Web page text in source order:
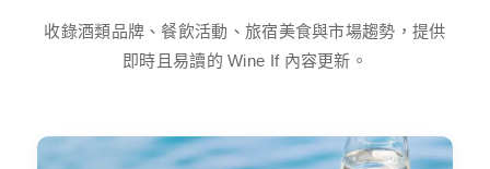
收錄酒類品牌、餐飲活動、旅宿美食與市場趨勢，提供
即時且易讀的 Wine If 內容更新。